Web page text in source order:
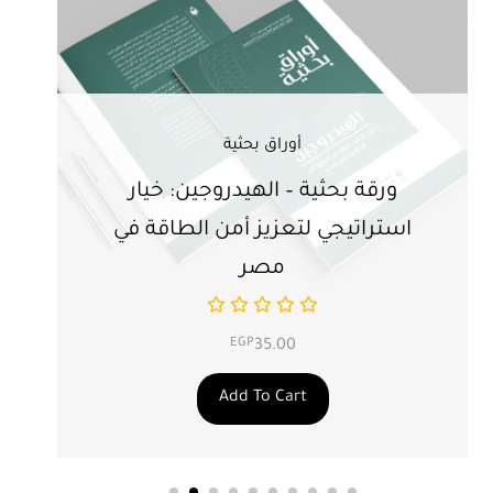
أوراق بحثية
ورقة بحثية – الهيدروجين: خيار
استراتيجي لتعزيز أمن الطاقة في
مصر
EGP35.00
Add To Cart